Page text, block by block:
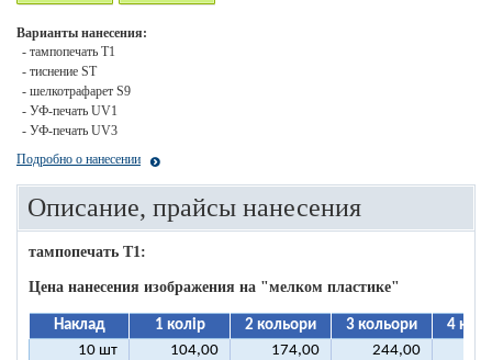
Варианты нанесения:
- тампопечать T1
- тиснение ST
- шелкотрафарет S9
- УФ-печать UV1
- УФ-печать UV3
Подробно о нанесении
Описание, прайсы нанесения
тампопечать T1:
Цена нанесения изображения на "мелком пластике"
Наклад 1 колір 2 кольори 3 кольори
4
10 шт
104,00 174,00 244,00